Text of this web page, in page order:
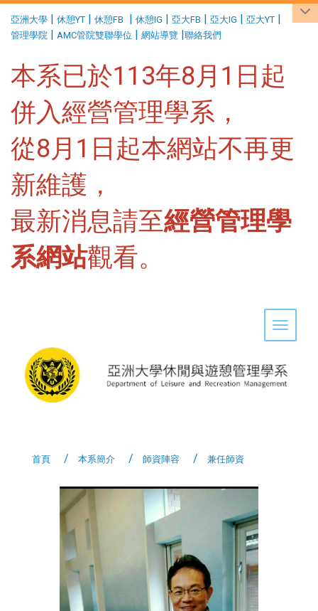
亞洲大學 | 休憩YT | 休憩FB | 休憩IG | 亞大FB | 亞大IG | 亞大YT |
管理學院 | AMC管院雙聯學位 | 網站導覽 |聯絡我們
本系已於113年8月1日起
併入經營管理學系，
從8月1日起本網站不再更
新維護，
最新消息請至經營管理學
系網站觀看。
Toggle
首頁 本系簡介 師資陣容 兼任師資